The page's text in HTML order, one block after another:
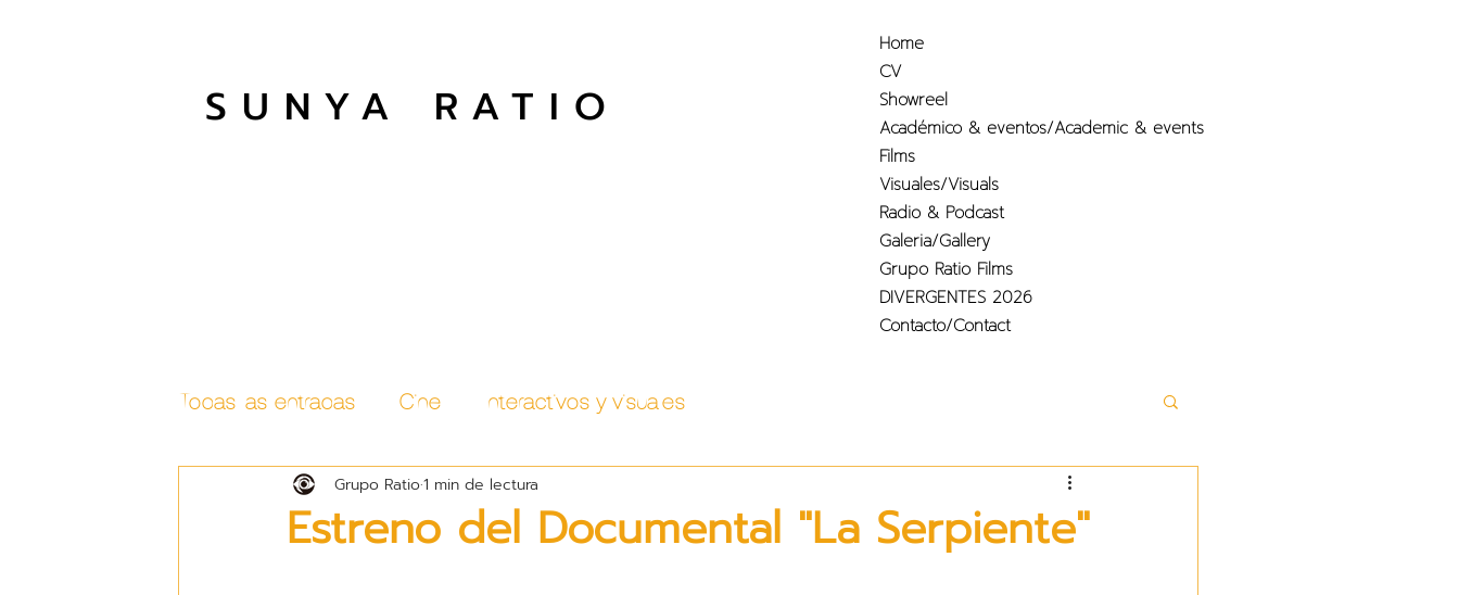
SUNYA RATIO
Home
CV
Showreel
Académico & eventos/Academic & events
Films
Visuales/Visuals
Radio & Podcast
Galeria/Gallery
Grupo Ratio Films
DIVERGENTES 2026
Contacto/Contact
Todas las entradas Cine Interactivos y visuales
Estreno del Documental "La Serpiente"
Grupo Ratio1 min de lectura